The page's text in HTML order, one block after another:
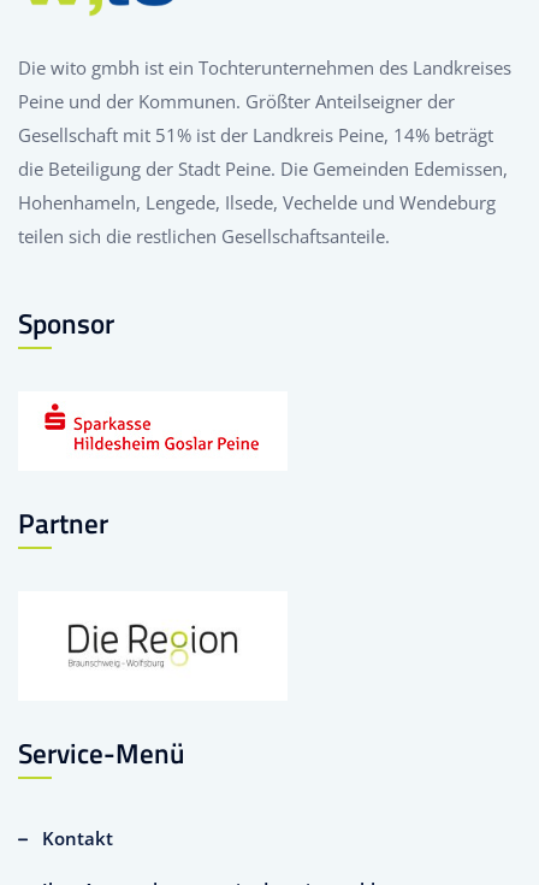
Die wito gmbh ist ein Tochterunternehmen des Landkreises
Peine und der Kommunen. Größter Anteilseigner der
Gesellschaft mit 51% ist der Landkreis Peine, 14% beträgt
die Beteiligung der Stadt Peine. Die Gemeinden Edemissen,
Hohenhameln, Lengede, Ilsede, Vechelde und Wendeburg
teilen sich die restlichen Gesellschaftsanteile.
Sponsor
Partner
Service-Menü
Kontakt